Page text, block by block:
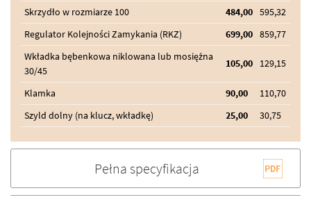
Skrzydło w rozmiarze 100
484,00 595,32
Regulator Kolejności Zamykania (RKZ)
699,00 859,77
Wkładka bębenkowa niklowana lub mosiężna
30/45
105,00 129,15
Klamka 90,00
110,70
Szyld dolny (na klucz, wkładkę)
25,00 30,75
Pełna specyfikacja